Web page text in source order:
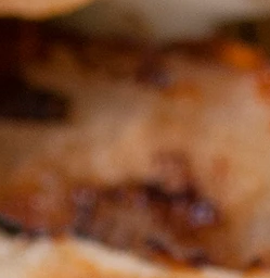
したら、必ず直ぐに内容をお確かめ下
返品（内容相違・破損・損傷等）は、
に返品して下さい。
お客様のご都合による返品は原則とし
す。
お客様が使用後の返品はお受けできま
様ご都合によるご返品の送料はお客様
。
は検品しておりますが、もし何か問題
お気軽にご相談下さい。